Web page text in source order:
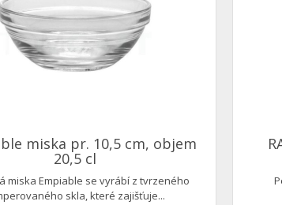
miska pr. 10,5 cm, objem
20,5 cl
miska Empiable se vyrábí z tvrzeného
skla, které zajišťuje...